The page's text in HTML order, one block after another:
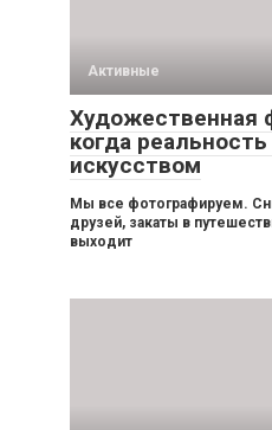
Активные
Художественная
когда
искусством
Мы все фотографируем.
друзей, закаты в
выходит